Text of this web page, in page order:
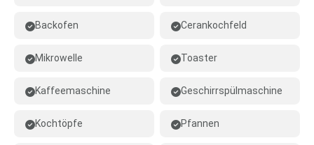
Backofen Cerankochfeld
Mikrowelle Toaster
Kaffeemaschine Geschirrspülmaschine
Kochtöpfe Pfannen